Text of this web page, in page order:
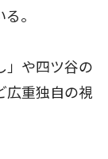
。
」や四ツ谷の
広重独自の視